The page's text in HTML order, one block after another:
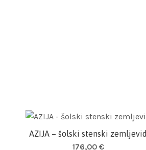
Dodaj v košarico
AZIJA – šolski stenski zemljevid
176,00 €